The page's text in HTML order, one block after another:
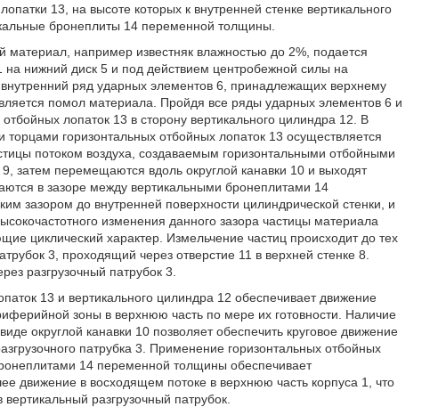
13, на высоте которых к внутренней стенке вертикального
бронеплиты 14 переменной толщины.
например известняк влажностью до 2%, подается
на нижний диск 5 и под действием центробежной силы на
ряд ударных элементов 6, принадлежащих верхнему
помол материала. Пройдя все ряды ударных элементов 6 и
лопаток 13 в сторону вертикального цилиндра 12. В
горизонтальных отбойных лопаток 13 осуществляется
потоком воздуха, создаваемым горизонтальными отбойными
затем перемещаются вдоль округлой канавки 10 и выходят
в зазоре между вертикальными бронеплитами 14
зазором до внутренней поверхности цилиндрической стенки, и
изменения данного зазора частицы материала
циклический характер. Измельчение частиц происходит до тех
3, проходящий через отверстие 11 в верхней стенке 8.
разгрузочный патрубок 3.
13 и вертикального цилиндра 12 обеспечивает движение
зоны в верхнюю часть по мере их готовности. Наличие
округлой канавки 10 позволяет обеспечить круговое движение
патрубка 3. Применение горизонтальных отбойных
14 переменной толщины обеспечивает
движение в восходящем потоке в верхнюю часть корпуса 1, что
разгрузочный патрубок.